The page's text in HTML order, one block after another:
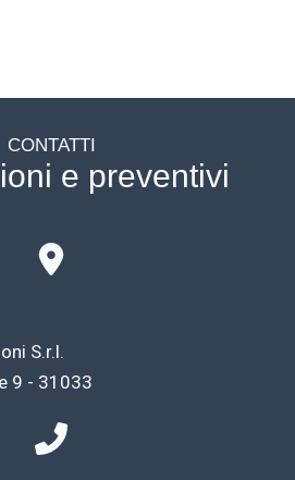
CONTATTI
e preventivi
S.r.l.
9 - 31033